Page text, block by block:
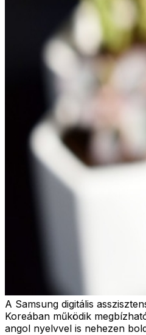
A Samsung digitális
Koreában működik
angol nyelvvel is nehezen